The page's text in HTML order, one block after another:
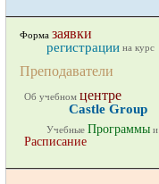
Форма заявки
регистрации на курс
Преподаватели
Об учебном центре
Castle Group
Учебные Программы и
Расписание